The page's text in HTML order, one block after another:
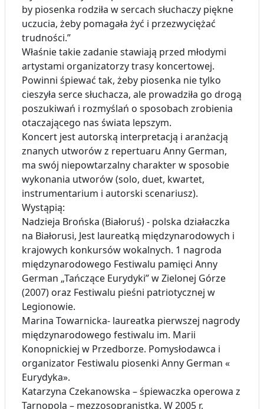
by piosenka rodziła w sercach słuchaczy piękne
uczucia, żeby pomagała żyć i przezwyciężać
trudności.”
Właśnie takie zadanie stawiają przed młodymi
artystami organizatorzy trasy koncertowej.
Powinni śpiewać tak, żeby piosenka nie tylko
cieszyła serce słuchacza, ale prowadziła go drogą
poszukiwań i rozmyślań o sposobach zrobienia
otaczającego nas świata lepszym.
Koncert jest autorską interpretacją i aranżacją
znanych utworów z repertuaru Anny German,
ma swój niepowtarzalny charakter w sposobie
wykonania utworów (solo, duet, kwartet,
instrumentarium i autorski scenariusz).
Wystąpią:
Nadzieja Brońska (Białoruś) - polska działaczka
na Białorusi, Jest laureatką międzynarodowych i
krajowych konkursów wokalnych. 1 nagroda
międzynarodowego Festiwalu pamięci Anny
German „Tańczące Eurydyki” w Zielonej Górze
(2007) oraz Festiwalu pieśni patriotycznej w
Legionowie.
Marina Towarnicka- laureatka pierwszej nagrody
międzynarodowego festiwalu im. Marii
Konopnickiej w Przedborze. Pomysłodawca i
organizator Festiwalu piosenki Anny German «
Eurydyka».
Katarzyna Czekanowska – śpiewaczka operowa z
Tarnopola – mezzosopranistka. W 2005 r.